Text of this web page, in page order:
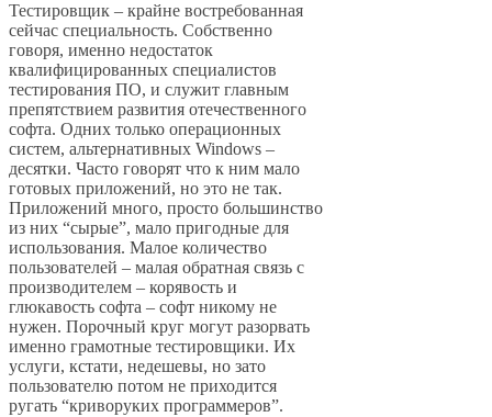
Тестировщик – крайне востребованная
сейчас специальность. Собственно
говоря, именно недостаток
квалифицированных специалистов
тестирования ПО, и служит главным
препятствием развития отечественного
софта. Одних только операционных
систем, альтернативных Windows –
десятки. Часто говорят что к ним мало
готовых приложений, но это не так.
Приложений много, просто большинство
из них “сырые”, мало пригодные для
использования. Малое количество
пользователей – малая обратная связь с
производителем – корявость и
глюкавость софта – софт никому не
нужен. Порочный круг могут разорвать
именно грамотные тестировщики. Их
услуги, кстати, недешевы, но зато
пользователю потом не приходится
ругать “криворуких программеров”.